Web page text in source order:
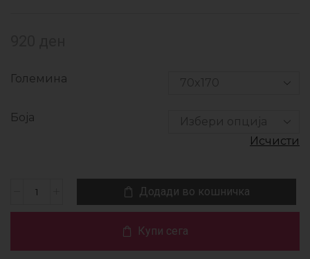
Големина
Боја
Исчисти
Додади во кошничка
Купи сега